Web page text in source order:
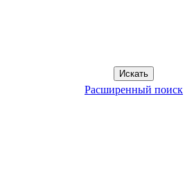
Расширенный поиск